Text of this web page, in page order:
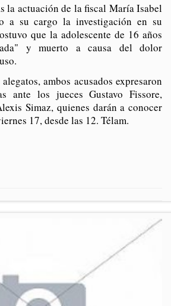
la actuación de la fiscal María Isabel
a su cargo la investigación en su
que la adolescente de 16 años
y muerto a causa del dolor
ambos acusados expresaron
ante los jueces Gustavo Fissore,
Simaz, quienes darán a conocer
17, desde las 12. Télam.